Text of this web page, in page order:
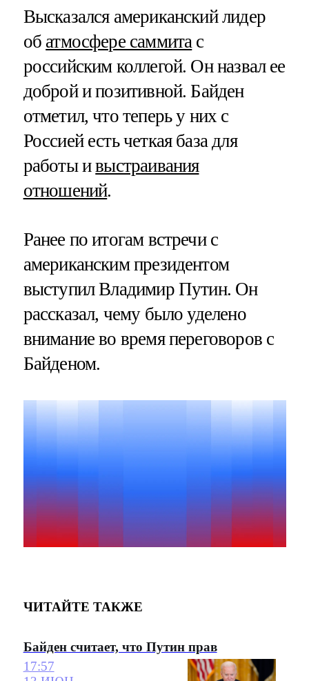
Высказался американский лидер
об атмосфере саммитас
российским коллегой. Он назвал ее
доброй и позитивной. Байден
отметил, что теперь у них с
Россией есть четкая база для
работы ивыстраивания
отношений.
Ранее по итогам встречи с
американским президентом
выступил Владимир Путин. Он
рассказал, чему было уделено
внимание во время переговоров с
Байденом.
ЧИТАЙТЕ ТАКЖЕ
Байден считает, что Путин прав
17:57